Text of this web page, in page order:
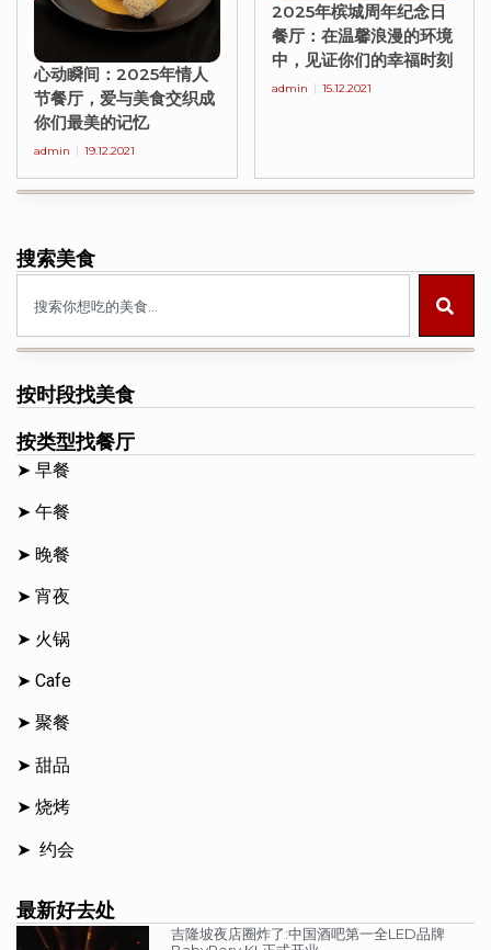
心动瞬间：2025年情人
节餐厅，爱与美食交织成
你们最美的记忆
admin 19.12.2021
2025年槟城周年纪念日
餐厅：在温馨浪漫的环境
中，见证你们的幸福时刻
admin 15.12.2021
搜索美食
按时段找美食
按类型找餐厅
➤ 火锅
➤ Cafe
➤ 聚餐
➤ 甜品
➤ 烧烤
➤ 约会
➤ 早餐
➤ 午餐
➤ 晚餐
➤ 宵夜
最新好去处
吉隆坡夜店圈炸了:中国酒吧第一全LED品牌